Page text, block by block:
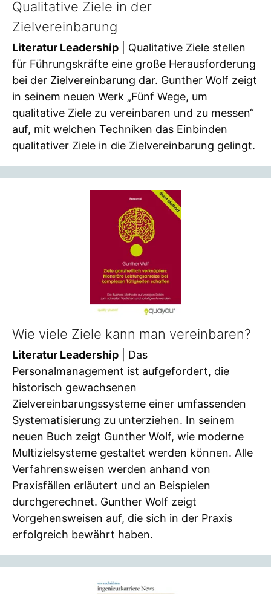
Qualitative Ziele in der
Zielvereinbarung
Literatur Leadership | Qualitative Ziele stellen
für Führungskräfte eine große Herausforderung
bei der Zielvereinbarung dar. Gunther Wolf zeigt
in seinem neuen Werk „Fünf Wege, um
qualitative Ziele zu vereinbaren und zu messen“
auf, mit welchen Techniken das Einbinden
qualitativer Ziele in die Zielvereinbarung gelingt.
Wie viele Ziele kann man vereinbaren?
Literatur Leadership | Das
Personalmanagement ist aufgefordert, die
historisch gewachsenen
Zielvereinbarungssysteme einer umfassenden
Systematisierung zu unterziehen. In seinem
neuen Buch zeigt Gunther Wolf, wie moderne
Multizielsysteme gestaltet werden können. Alle
Verfahrensweisen werden anhand von
Praxisfällen erläutert und an Beispielen
durchgerechnet. Gunther Wolf zeigt
Vorgehensweisen auf, die sich in der Praxis
erfolgreich bewährt haben.